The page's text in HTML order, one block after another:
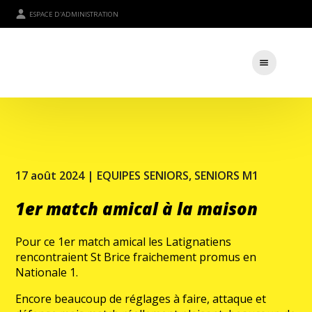
ESPACE D'ADMINISTRATION
17 août 2024 | EQUIPES SENIORS, SENIORS M1
1er match amical à la maison
Pour ce 1er match amical les Latignatiens
rencontraient St Brice fraichement promus en
Nationale 1.
Encore beaucoup de réglages à faire, attaque et